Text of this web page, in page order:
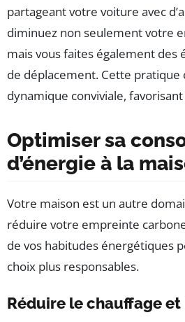
partageant votre voiture avec
diminuez non seulement votre
mais vous faites également des
de déplacement. Cette pratique
dynamique conviviale,
Optimiser sa
d’énergie à la
Votre maison est un autre
réduire votre empreinte
de vos habitudes énergétiques
choix plus responsables.
Réduire le chauffage